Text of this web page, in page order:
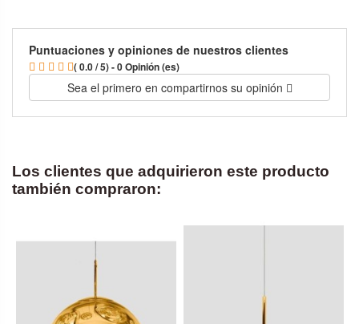
Puntuaciones y opiniones de nuestros clientes
( 0.0 / 5) - 0 Opinión (es)
Sea el primero en compartirnos su opinión
Los clientes que adquirieron este producto
también compraron: